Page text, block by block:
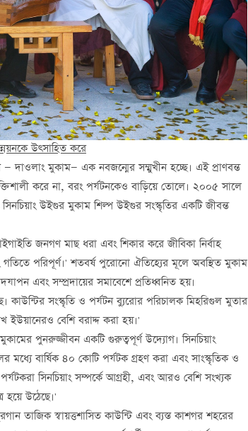
উত্সাহিত করে
— দাওলাং মুকাম— এক নবজন্মের সম্মুখীন হচ্ছে। এই প্রাণবন্ত
করে না, বরং পর্যটনকেও বাড়িয়ে তোলে। ২০০৫ সালে
উইগুর মুকাম শিল্প উইগুর সংস্কৃতির একটি জীবন্ত
জনগণ মাছ ধরা এবং শিকার করে জীবিকা নির্বাহ
পরিপূর্ণ।' শতবর্ষ পুরোনো ঐতিহ্যের মূলে অবস্থিত মুকাম
এবং সম্প্রদায়ের সমাবেশে প্রতিধ্বনিত হয়।
সংস্কৃতি ও পর্যটন ব্যুরোর পরিচালক মিহরিগুল মুতার
ইউয়ানেরও বেশি বরাদ্দ করা হয়।'
মুকামের পুনরুজ্জীবন একটি গুরুত্বপূর্ণ উদ্যোগ। সিনচিয়াং
বার্ষিক ৪০ কোটি পর্যটক গ্রহণ করা এবং সাংস্কৃতিক ও
সিনচিয়াং সম্পর্কে আগ্রহী, এবং আরও বেশি সংখ্যক
হয়ে উঠেছে।'
তাজিক স্বায়ত্তশাসিত কাউন্টি এবং ব্যস্ত কাশগর শহরের